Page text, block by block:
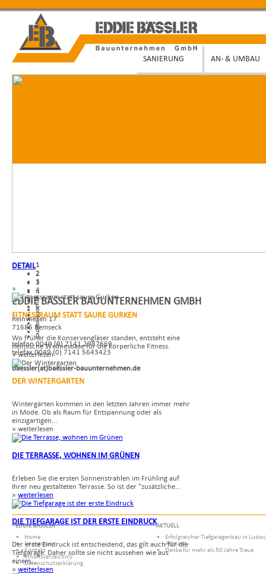
SANIERUNG AN- & UMBAU
DETAIL
»
FITNESSRAUM STATT SAURE GURKEN
Wo früher die Konservengläser standen, entsteht eine
heimische Wellnesoase für die körperliche Fitness.
» weiterlesen
DER WINTERGARTEN
Wintergärten kommen in den letzten Jahren immer mehr
in Mode. Ob als Raum für Entspannung oder als
einzigartigen...
» weiterlesen
DIE TERRASSE, WOHNEN IM GRÜNEN
Erleben Sie die ersten Sonnenstrahlen im Frühling auf
Ihrer neu gestalteten Terrasse. So ist der "zusätzliche...
» weiterlesen
DIE TIEFGARAGE IST DER ERSTE EINDRUCK
Der erste Eindruck ist entscheidend, das gilt auch für die
Tiefgarage. Daher sollte sie nicht aussehen wie aus
einem...
» weiterlesen
1
2
3
4
5
6
7
8
9
1
2
3
4
5
6
7
8
9
EDDIE BÄSSLER BAUUNTERNEHMEN GMBH
Reinwiesen 17
71686 Remseck
telefon 0049 (0) 7141 2987669
telefax 0049 (0) 7141 5643423
baessler(at)baessler-bauunternehmen.de
EDDIE BÄSSLER
Home
Impressum
Kontakt
Inhaltsverzeichnis
Datenschutzerklärung
AKTUELL
Erfolgreicher Tiefgaragenbau in
Altstadt
Danke für mehr als 50 Jahre Treue